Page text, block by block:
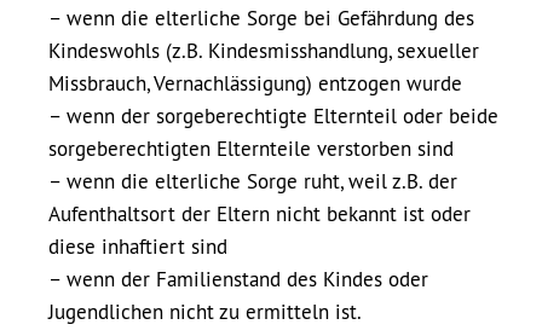
– wenn die elterliche Sorge bei Gefährdung des
Kindeswohls (z.B. Kindesmisshandlung, sexueller
Missbrauch, Vernachlässigung) entzogen wurde
– wenn der sorgeberechtigte Elternteil oder beide
sorgeberechtigten Elternteile verstorben sind
– wenn die elterliche Sorge ruht, weil z.B. der
Aufenthaltsort der Eltern nicht bekannt ist oder
diese inhaftiert sind
– wenn der Familienstand des Kindes oder
Jugendlichen nicht zu ermitteln ist.